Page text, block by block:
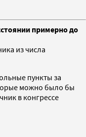
примерно до
из числа
пункты за
можно было бы
в конгрессе